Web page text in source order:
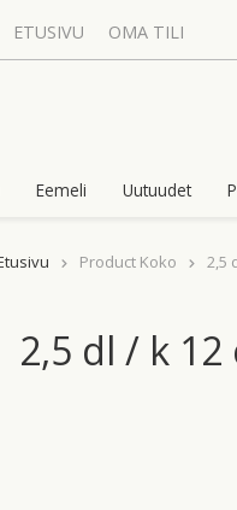
ETUSIVU OMA TILI
Eemeli Uutuudet
Product Koko 2,5
2,5 dl / k 12